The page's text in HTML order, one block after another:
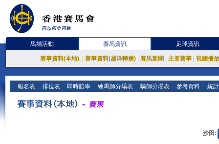
馬場活動 賽馬資訊 足球資訊
賽事資料(本地) 賽事資料(越洋轉播) 賽馬新聞 主要賽事 視聽播
報名表 排位表 即時賠率 練馬師分場表 騎師分場表 參考資料 統
沙田: